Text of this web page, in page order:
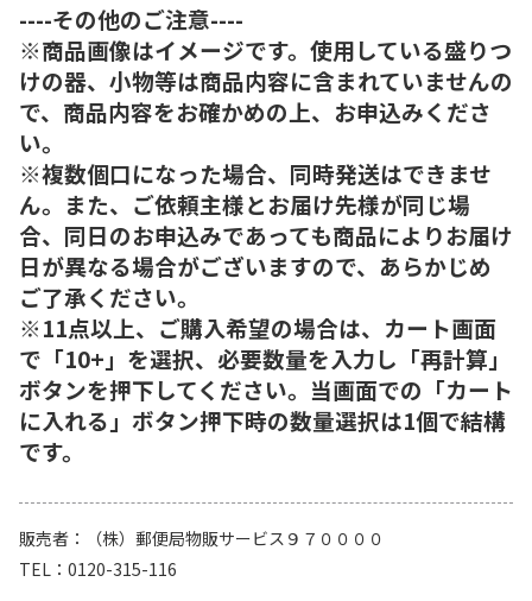
----その他のご注意----
※商品画像はイメージです。使用している盛りつ
けの器、小物等は商品内容に含まれていませんの
で、商品内容をお確かめの上、お申込みくださ
い。
※複数個口になった場合、同時発送はできませ
ん。また、ご依頼主様とお届け先様が同じ場
合、同日のお申込みであっても商品によりお届け
日が異なる場合がございますので、あらかじめ
ご了承ください。
※11点以上、ご購入希望の場合は、カート画面
で「10+」を選択、必要数量を入力し「再計算」
ボタンを押下してください。当画面での「カート
に入れる」ボタン押下時の数量選択は1個で結構
です。
販売者
（株）郵便局物販サービス９７００００
TEL
0120-315-116